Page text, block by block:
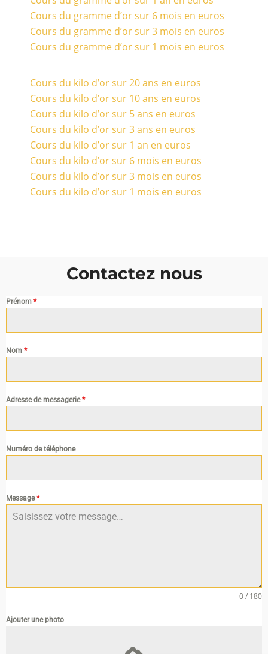
Cours du gramme d’or sur 6 mois en euros
Cours du gramme d’or sur 3 mois en euros
Cours du gramme d’or sur 1 mois en euros
Cours du kilo d’or sur 20 ans en euros
Cours du kilo d’or sur 10 ans en euros
Cours du kilo d’or sur 5 ans en euros
Cours du kilo d’or sur 3 ans en euros
Cours du kilo d’or sur 1 an en euros
Cours du kilo d’or sur 6 mois en euros
Cours du kilo d’or sur 3 mois en euros
Cours du kilo d’or sur 1 mois en euros
Contactez nous
Prénom *
Nom *
Adresse de messagerie*
Numéro de téléphone
Message*
0 / 180
Ajouter une photo